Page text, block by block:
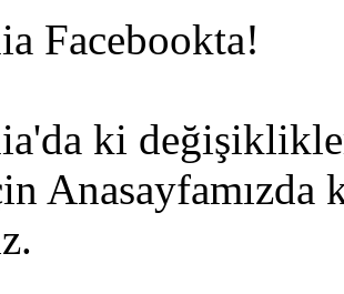
Facebookta!
ki